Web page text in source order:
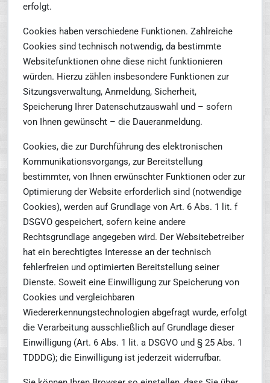
erfolgt.
Cookies haben verschiedene Funktionen. Zahlreiche
Cookies sind technisch notwendig, da bestimmte
Websitefunktionen ohne diese nicht funktionieren
würden. Hierzu zählen insbesondere Funktionen zur
Sitzungsverwaltung, Anmeldung, Sicherheit,
Speicherung Ihrer Datenschutzauswahl und – sofern
von Ihnen gewünscht – die Daueranmeldung.
Cookies, die zur Durchführung des elektronischen
Kommunikationsvorgangs, zur Bereitstellung
bestimmter, von Ihnen erwünschter Funktionen oder zur
Optimierung der Website erforderlich sind (notwendige
Cookies), werden auf Grundlage von Art. 6 Abs. 1 lit. f
DSGVO gespeichert, sofern keine andere
Rechtsgrundlage angegeben wird. Der Websitebetreiber
hat ein berechtigtes Interesse an der technisch
fehlerfreien und optimierten Bereitstellung seiner
Dienste. Soweit eine Einwilligung zur Speicherung von
Cookies und vergleichbaren
Wiedererkennungstechnologien abgefragt wurde, erfolgt
die Verarbeitung ausschließlich auf Grundlage dieser
Einwilligung (Art. 6 Abs. 1 lit. a DSGVO und § 25 Abs. 1
TDDDG); die Einwilligung ist jederzeit widerrufbar.